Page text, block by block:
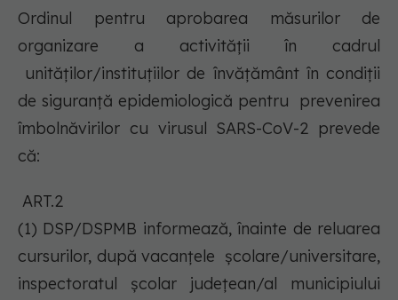
Ordinul pentru aprobarea măsurilor de
organizare a activităţii în cadrul
unităţilor/instituţiilor de învăţământ în condiţii
de siguranţă epidemiologică pentru prevenirea
îmbolnăvirilor cu virusul SARS-CoV-2 prevede
că:
ART.2
(1) DSP/DSPMB informează, înainte de reluarea
cursurilor, după vacanțele școlare/universitare,
inspectoratul şcolar judeţean/al municipiului